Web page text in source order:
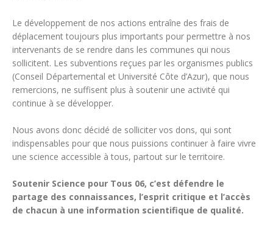
Le développement de nos actions entraîne des frais de
déplacement toujours plus importants pour permettre à nos
intervenants de se rendre dans les communes qui nous
sollicitent. Les subventions reçues par les organismes publics
(Conseil Départemental et Université Côte d’Azur), que nous
remercions, ne suffisent plus à soutenir une activité qui
continue à se développer.
Nous avons donc décidé de solliciter vos dons, qui sont
indispensables pour que nous puissions continuer à faire vivre
une science accessible à tous, partout sur le territoire.
Soutenir Science pour Tous 06, c’est défendre le
partage des connaissances, l’esprit critique et l’accès
de chacun à une information scientifique de qualité.